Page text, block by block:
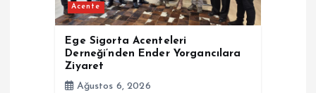
Acente
Ege Sigorta Acenteleri
Derneği’nden Ender Yorgancılara
Ziyaret
Ağustos 6, 2026